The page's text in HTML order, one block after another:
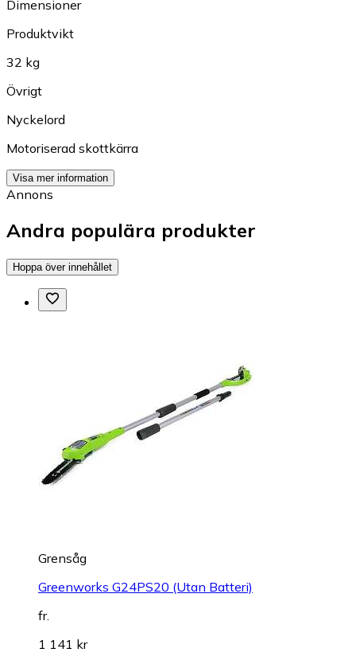
Dimensioner
Produktvikt
32 kg
Övrigt
Nyckelord
Motoriserad skottkärra
Visa mer information
Annons
Andra populära produkter
Hoppa över innehållet
Grensåg
Greenworks G24PS20 (Utan Batteri)
fr.
1 141 kr